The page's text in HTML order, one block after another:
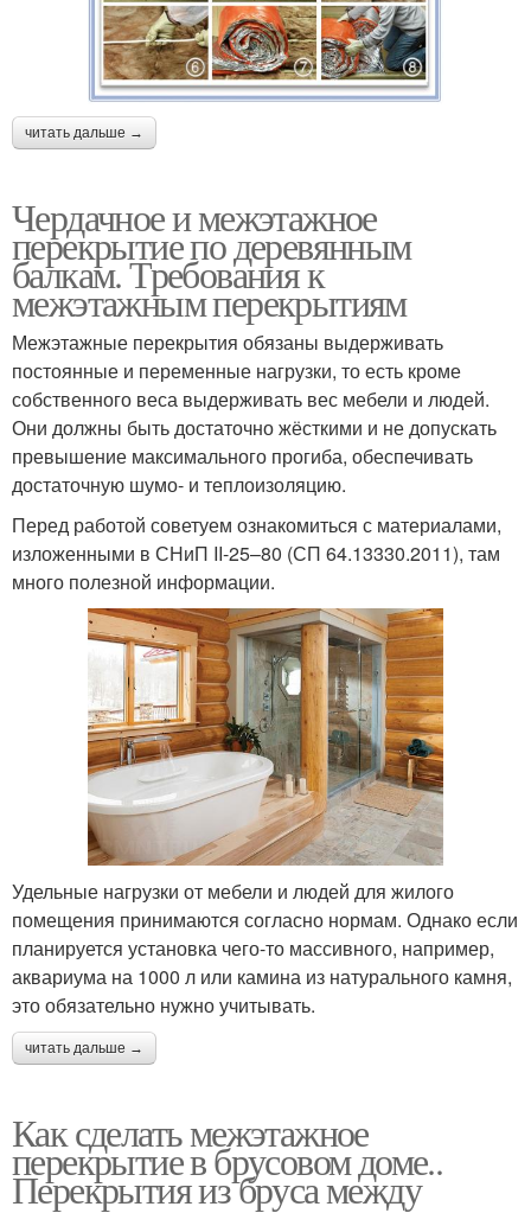
читать дальше →
Чердачное и межэтажное
перекрытие по деревянным
балкам. Требования к
межэтажным перекрытиям
Межэтажные перекрытия обязаны выдерживать
постоянные и переменные нагрузки, то есть кроме
собственного веса выдерживать вес мебели и людей.
Они должны быть достаточно жёсткими и не допускать
превышение максимального прогиба, обеспечивать
достаточную шумо- и теплоизоляцию.
Перед работой советуем ознакомиться с материалами,
изложенными в СНиП II-25–80 (СП 64.13330.2011), там
много полезной информации.
Удельные нагрузки от мебели и людей для жилого
помещения принимаются согласно нормам. Однако если
планируется установка чего-то массивного, например,
аквариума на 1000 л или камина из натурального камня,
это обязательно нужно учитывать.
читать дальше →
Как сделать межэтажное
перекрытие в брусовом доме..
Перекрытия из бруса между